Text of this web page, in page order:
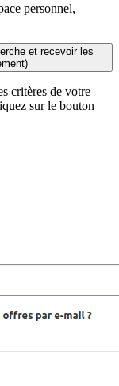
personnel,
et recevoir les
critères de votre
sur le bouton